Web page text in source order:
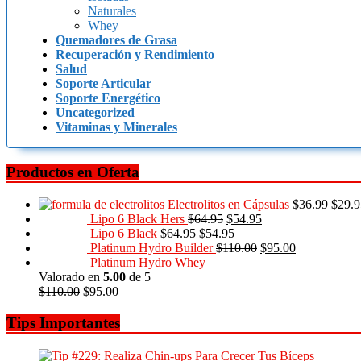
Naturales
Whey
Quemadores de Grasa
Recuperación y Rendimiento
Salud
Soporte Articular
Soporte Energético
Uncategorized
Vitaminas y Minerales
Productos en Oferta
Electrolitos en Cápsulas $36.99 $
Lipo 6 Black Hers $64.95 $54.95
Lipo 6 Black $64.95 $54.95
Platinum Hydro Builder $110.00 $95.00
Platinum Hydro Whey
Valorado en 5.00 de 5
$110.00 $95.00
Tips Importantes